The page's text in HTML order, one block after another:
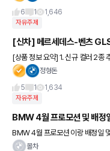
6
1 1,646
자유주제
[신차] 메르세데스-벤츠
[상품 정보 요약] 1. 신규 컬러 2종 추가 *트와일라잇 블루 메탈릭 *
매뉴팩처 알파인 그레이 논 메탈릭 2. 실내 옵션 추가 *카탈라 베이
정형돈
5
1 1,634
자유주제
BMW 4월 프로모션 및 배정
BMW 4월 프로모션 이랑 배정일
몰차